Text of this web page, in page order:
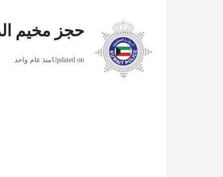
حجز مخيم
Updated onمنذ عام واحد